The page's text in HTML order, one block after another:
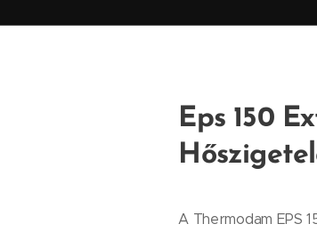
Eps 150
A Thermodam EPS